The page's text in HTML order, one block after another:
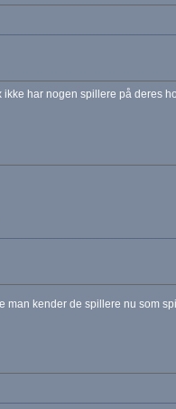
har nogen spillere på deres
man kender de spillere nu som